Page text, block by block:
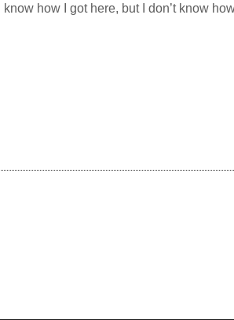
I know how I got here, but I don’t know